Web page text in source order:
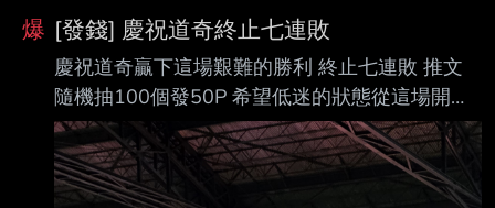
我看好花卷東，但沒有拉到七成以上。新田今年
其實不能小看，春季四國大會曾先後 擊敗英
明、高知商奪冠，證明他們面對甲子園等級球隊
也有競爭力；夏季愛媛大會前段更 曾打出15：
0、8：0的大比分。 不過花卷東整體的投手深
度、打線完成度以及全國大賽經 驗仍占優勢，
我認為新田前半段有能力咬住，但進入中後段後
爆 [發錢] 慶祝道奇終止七連敗
慶祝道奇贏下這場艱難的勝利 終止七連敗 推文
隨機抽100個發50P 希望低迷的狀態從這場開始
觸底反彈 道奇加油！！！ --